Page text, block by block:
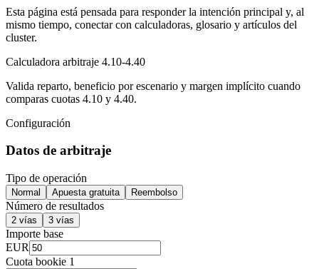
Esta página está pensada para responder la intención principal y, al
mismo tiempo, conectar con calculadoras, glosario y artículos del
cluster.
Calculadora arbitraje 4.10-4.40
Valida reparto, beneficio por escenario y margen implícito cuando
comparas cuotas 4.10 y 4.40.
Configuración
Datos de arbitraje
Tipo de operación
Normal Apuesta gratuita Reembolso
Número de resultados
2 vías 3 vías
Importe base
EUR
Cuota bookie 1